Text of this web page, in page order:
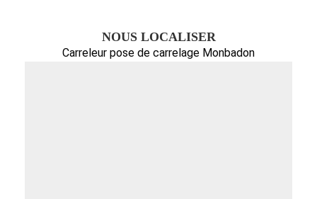
NOUS LOCALISER
Carreleur pose de carrelage Monbadon